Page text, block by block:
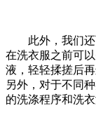
此外，我们还
在洗衣服之前可
液，轻轻揉搓后
另外，对于不同
的洗涤程序和洗